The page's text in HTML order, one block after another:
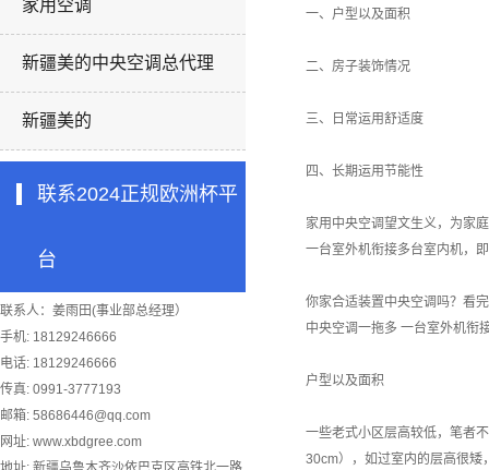
家用空调
新疆美的中央空调总代理
新疆美的
联系2024正规欧洲杯平
台
联系人：姜雨田(事业部总经理）
手机: 18129246666
电话: 18129246666
传真: 0991-3777193
邮箱: 58686446@qq.com
网址: www.xbdgree.com
一、户型以及面积
二、房子装饰情况
三、日常运用舒适度
四、长期运用节能性
家用中央空调望文生义，为家
一台室外机衔接多台室内机，
你家合适装置中央空调吗？看
中央空调一拖多 一台室外机衔
户型以及面积
一些老式小区层高较低，笔者
30cm），如过室内的层高很矮